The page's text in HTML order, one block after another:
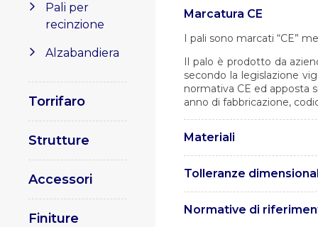
Pali per
recinzione
Alzabandiera
Torrifaro
Strutture
Accessori
Finiture
Marcatura CE
I pali sono marcati “CE”
Il palo è prodotto da
secondo la legislazione
normativa CE ed apposta
anno di fabbricazione,
Materiali
Tolleranze
Normative di